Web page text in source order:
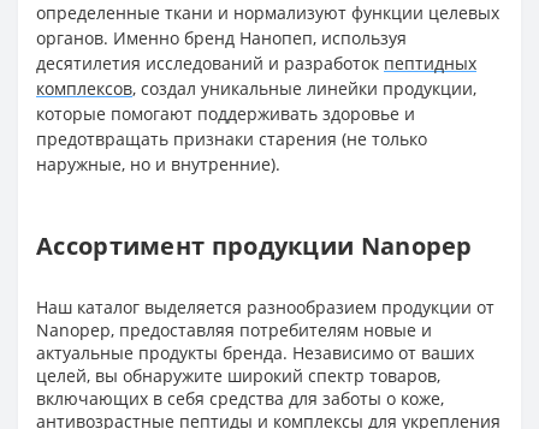
определенные ткани и нормализуют функции целевых
органов. Именно бренд Нанопеп, используя
десятилетия исследований и разработок пептидных
комплексов, создал уникальные линейки продукции,
которые помогают поддерживать здоровье и
предотвращать признаки старения (не только
наружные, но и внутренние).
Ассортимент продукции Nanopep
Наш каталог выделяется разнообразием продукции от
Nanopep, предоставляя потребителям новые и
актуальные продукты бренда. Независимо от ваших
целей, вы обнаружите широкий спектр товаров,
включающих в себя средства для заботы о коже,
антивозрастные пептиды и комплексы для укрепления